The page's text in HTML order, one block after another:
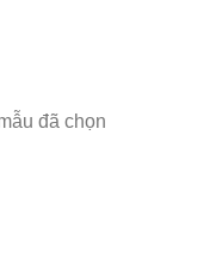
đã chọn